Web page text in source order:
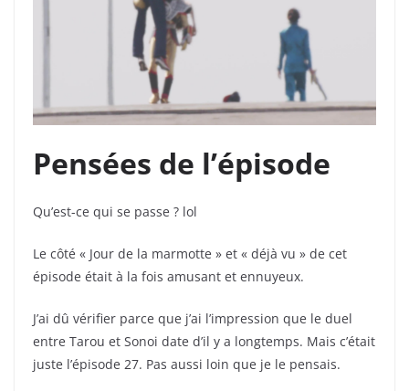
Pensées de l’épisode
Qu’est-ce qui se passe ? lol
Le côté « Jour de la marmotte » et « déjà vu » de cet
épisode était à la fois amusant et ennuyeux.
J’ai dû vérifier parce que j’ai l’impression que le duel
entre Tarou et Sonoi date d’il y a longtemps. Mais c’était
juste l’épisode 27. Pas aussi loin que je le pensais.